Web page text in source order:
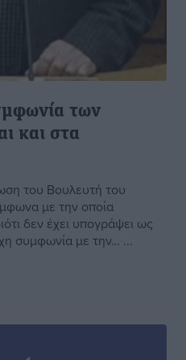
των
και στα
του Βουλευτή του
με την οποία
δεν έχει υπογράψει ως
συμφωνία με την… ...